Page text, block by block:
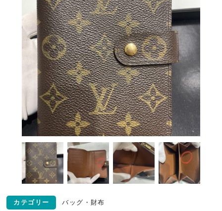
カテゴリー バッグ・財布